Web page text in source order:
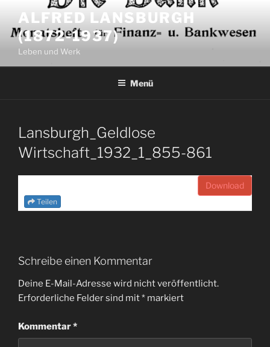
Inhalt
springen
ALFRED LANSBURGH
(1872-1937)
Leben und Werk
Menü
Lansburgh_Geldlose
Wirtschaft_1932_1_855-861
Download
Teilen
Schreibe einen Kommentar
Deine E-Mail-Adresse wird nicht veröffentlicht.
Erforderliche Felder sind mit* markiert
Kommentar*